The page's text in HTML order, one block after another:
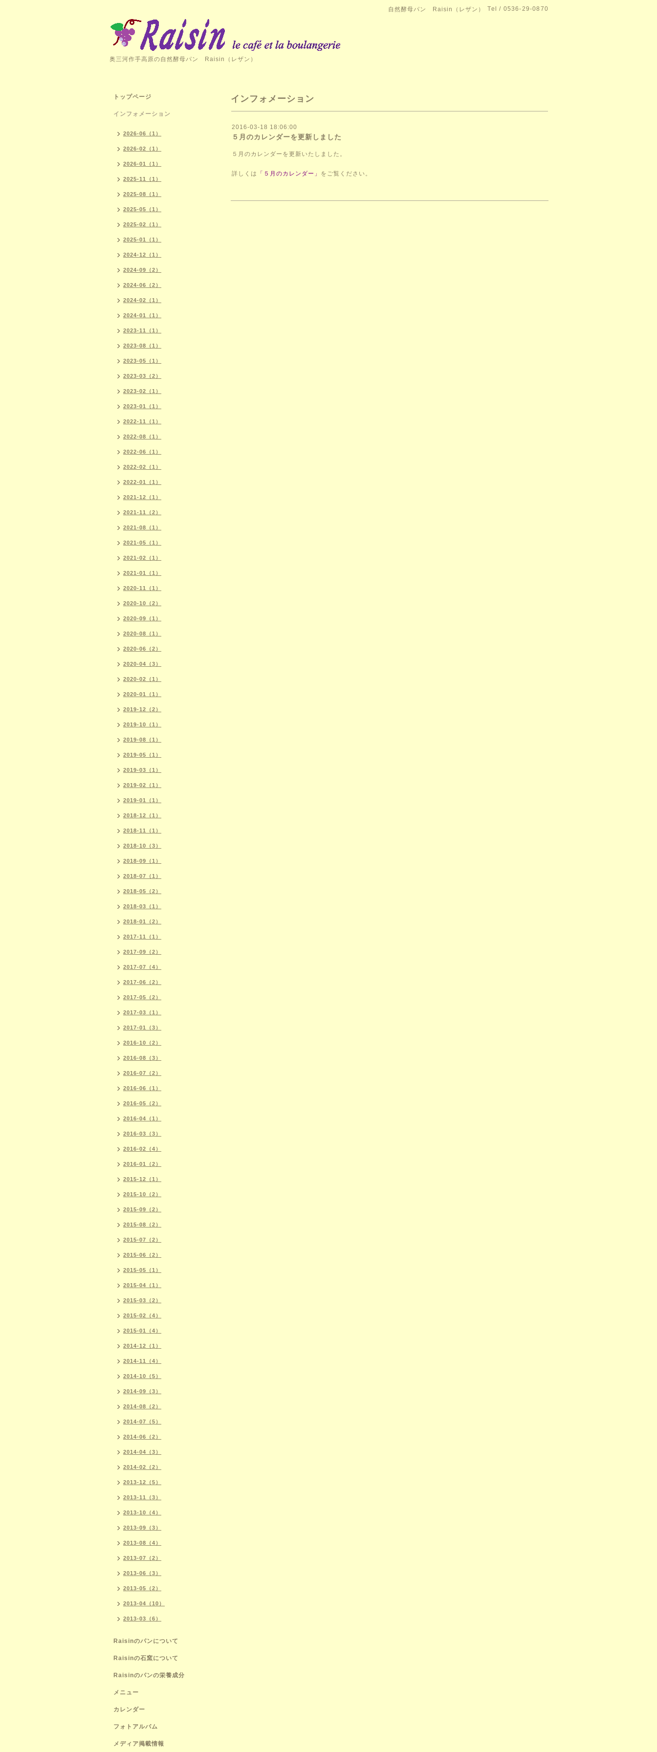
自然酵母パン Raisin（レザン） Tel / 0536-29-0870
奥三河作手高原の自然酵母パン Raisin（レザン）
インフォメーション
2016-03-18 18:06:00
５月のカレンダーを更新しました
５月のカレンダーを更新いたしました。
詳しくは 「５月のカレンダー」 をご覧ください。
トップページ
インフォメーション
2026-06（1）
2026-02（1）
2026-01（1）
2025-11（1）
2025-08（1）
2025-05（1）
2025-02（1）
2025-01（1）
2024-12（1）
2024-09（2）
2024-06（2）
2024-02（1）
2024-01（1）
2023-11（1）
2023-08（1）
2023-05（1）
2023-03（2）
2023-02（1）
2023-01（1）
2022-11（1）
2022-08（1）
2022-06（1）
2022-02（1）
2022-01（1）
2021-12（1）
2021-11（2）
2021-08（1）
2021-05（1）
2021-02（1）
2021-01（1）
2020-11（1）
2020-10（2）
2020-09（1）
2020-08（1）
2020-06（2）
2020-04（3）
2020-02（1）
2020-01（1）
2019-12（2）
2019-10（1）
2019-08（1）
2019-05（1）
2019-03（1）
2019-02（1）
2019-01（1）
2018-12（1）
2018-11（1）
2018-10（3）
2018-09（1）
2018-07（1）
2018-05（2）
2018-03（1）
2018-01（2）
2017-11（1）
2017-09（2）
2017-07（4）
2017-06（2）
2017-05（2）
2017-03（1）
2017-01（3）
2016-10（2）
2016-08（3）
2016-07（2）
2016-06（1）
2016-05（2）
2016-04（1）
2016-03（3）
2016-02（4）
2016-01（2）
2015-12（1）
2015-10（2）
2015-09（2）
2015-08（2）
2015-07（2）
2015-06（2）
2015-05（1）
2015-04（1）
2015-03（2）
2015-02（4）
2015-01（4）
2014-12（1）
2014-11（4）
2014-10（5）
2014-09（3）
2014-08（2）
2014-07（5）
2014-06（2）
2014-04（3）
2014-02（2）
2013-12（5）
2013-11（3）
2013-10（4）
2013-09（3）
2013-08（4）
2013-07（2）
2013-06（3）
2013-05（2）
2013-04（10）
2013-03（6）
Raisinのパンについて
Raisinの石窯について
Raisinのパンの栄養成分
メニュー
カレンダー
フォトアルバム
メディア掲載情報